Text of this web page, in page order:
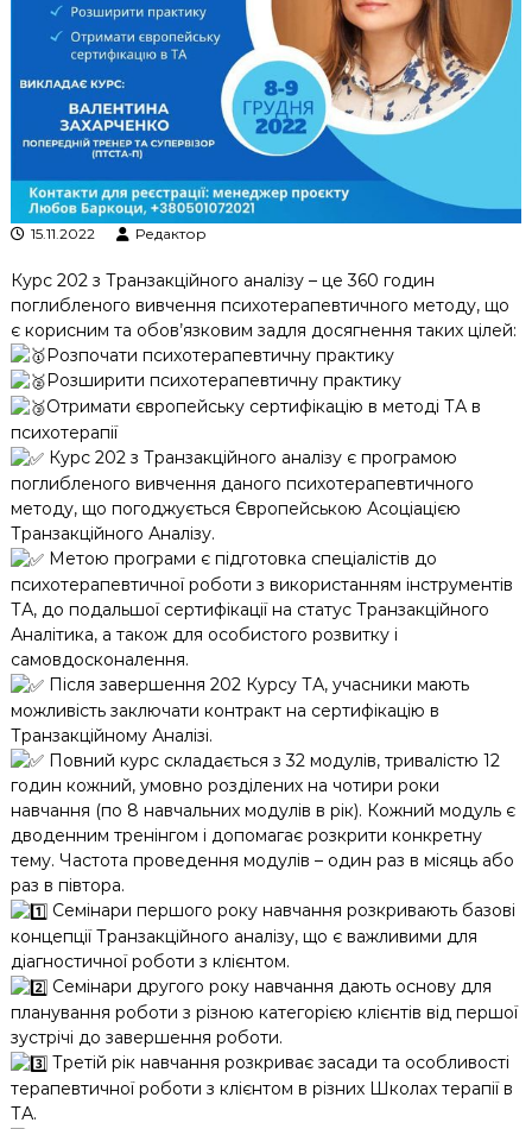
к
ц
і
г
а
н
а
і
15.11.2022 Редактор
Курс 202 з Транзакційного аналізу – це 360 годин
поглибленого вивчення психотерапевтичного методу, що
є корисним та обов’язковим задля досягнення таких цілей:
Розпочати психотерапевтичну практику
Розширити психотерапевтичну практику
Отримати європейську сертифікацію в методі ТА в
психотерапії
Курс 202 з Транзакційного аналізу є програмою
поглибленого вивчення даного психотерапевтичного
методу, що погоджується Європейською Асоціацією
Транзакційного Аналізу.
Метою програми є підготовка спеціалістів до
психотерапевтичної роботи з використанням інструментів
ТА, до подальшої сертифікації на статус Транзакційного
Аналітика, а також для особистого розвитку і
самовдосконалення.
Після завершення 202 Курсу ТА, учасники мають
можливість заключати контракт на сертифікацію в
Транзакційному Аналізі.
Повний курс складається з 32 модулів, тривалістю 12
годин кожний, умовно розділених на чотири роки
навчання (по 8 навчальних модулів в рік). Кожний модуль є
дводенним тренінгом і допомагає розкрити конкретну
тему. Частота проведення модулів – один раз в місяць або
раз в півтора.
Семінари першого року навчання розкривають базові
концепції Транзакційного аналізу, що є важливими для
діагностичної роботи з клієнтом.
Семінари другого року навчання дають основу для
планування роботи з різною категорією клієнтів від першої
зустрічі до завершення роботи.
Третій рік навчання розкриває засади та особливості
терапевтичної роботи з клієнтом в різних Школах терапії в
ТА.